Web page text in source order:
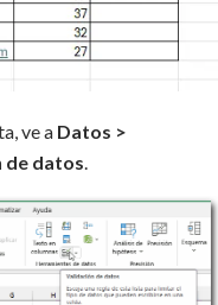
ve a Datos >
de datos.